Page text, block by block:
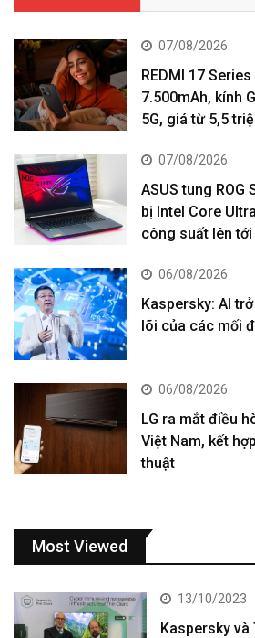
07/08/2026
REDMI 17
7.500mAh, kính
5G, giá từ 5,5
07/08/2026
ASUS tung ROG
bị Intel Core
công suất lên tới
06/08/2026
Kaspersky: AI
lõi của các mối
06/08/2026
LG ra mắt điều
Việt Nam, kết
thuật
Most Viewed
13/10/2023
Kaspersky và